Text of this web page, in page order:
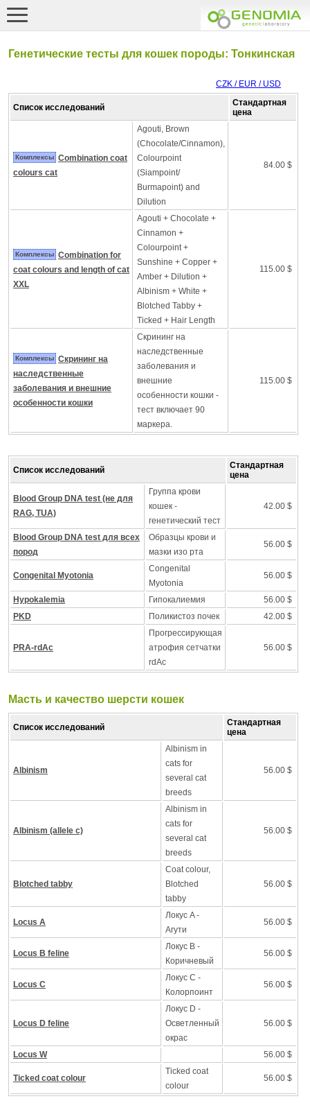
Генетические тесты для кошек породы: Тонкинская
CZK / EUR / USD
Список исследований
Стандартная
цена
Комплексы Combination coat
colours cat
Agouti, Brown
(Chocolate/Cinnamon),
Colourpoint
(Siampoint/
Burmapoint) and
Dilution
84.00 $
Комплексы Combination for
coat colours and length of cat
XXL
Agouti + Chocolate +
Cinnamon +
Colourpoint +
Sunshine + Copper +
Amber + Dilution +
Albinism + White +
Blotched Tabby +
Ticked + Hair Length
115.00 $
Комплексы Скрининг на
наследственные
заболевания и внешние
особенности кошки
Скрининг на
наследственные
заболевания и
внешние
особенности кошки -
тест включает 90
маркера.
115.00 $
Список исследований
Стандартная
цена
Blood Group DNA test (не для
RAG, TUA)
Группа крови
кошек -
генетический тест
42.00 $
Blood Group DNA test для всех
пород
Образцы крови и
мазки изо рта
56.00 $
Congenital Myotonia
Congenital
Myotonia
56.00 $
Hypokalemia Гипокалиемия
56.00 $
PKD
Поликистоз почек 42.00 $
PRA-rdAc
Прогрессирующая
атрофия сетчатки
rdAc
56.00 $
Масть и качество шерсти кошек
Список исследований
Стандартная
цена
Albinism
Albinism in
cats for
several cat
breeds
56.00 $
Albinism (allele c)
Albinism in
cats for
several cat
breeds
56.00 $
Blotched tabby
Coat colour,
Blotched
tabby
56.00 $
Locus A
Локус A -
Агути
56.00 $
Locus B feline
Локус B -
Коричневый
56.00 $
Locus C
Локус C -
Колорпоинт
56.00 $
Locus D feline
Локус D -
Осветленный
окрас
56.00 $
Locus W 56.00 $
Ticked coat colour
Ticked coat
colour
56.00 $